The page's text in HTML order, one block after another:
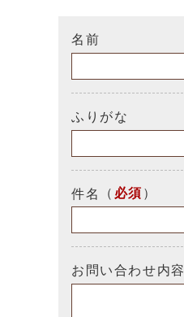
名前
ふりがな
件名 （ 必須 ）
お問い合わせ内容